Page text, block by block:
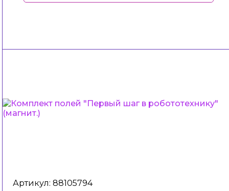
Артикул: 88105794